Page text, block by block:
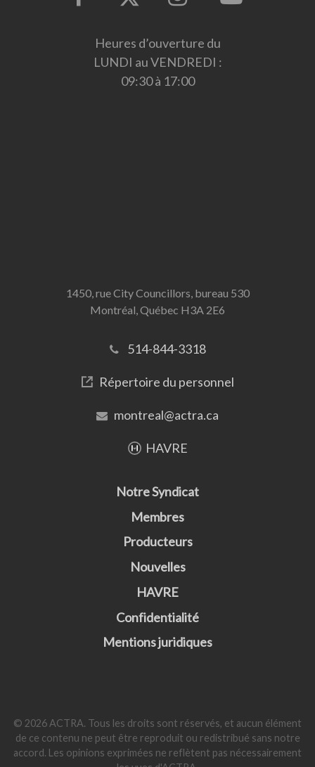
Heures d’ouverture du
LUNDI au VENDREDI :
09:30 à 17:00
1450, rue City Councillors, bureau 530
Montréal, Québec H3A 2E6
514-844-3318
Répertoire du personnel
montreal@actra.ca
HAVRE
Notre Syndicat
Membres
Producteurs
Nouvelles
HAVRE
Confidentialité
Mentions juridiques
© 2026 ACTRA. Tous les droits sont réservés, et aucun élément
de ce contenu ne peut être reproduit ou redistribué sans notre
accord. Les opinions exprimées ne reflètent pas nécessairement